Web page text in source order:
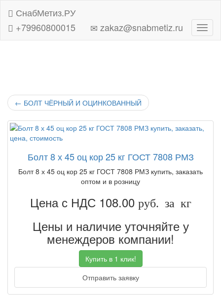
СнабМетиз.РУ
+79960800015
zakaz@snabmetiz.ru
← БОЛТ ЧЁРНЫЙ И ОЦИНКОВАННЫЙ
Болт 8 х 45 оц кор 25 кг ГОСТ 7808 РМЗ
Болт 8 х 45 оц кор 25 кг ГОСТ 7808 РМЗ купить, заказать
оптом и в розницу
Цена с НДС 108.00 руб. за кг
Цены и наличие уточняйте у
менеждеров компании!
Купить в 1 клик!
Отправить заявку